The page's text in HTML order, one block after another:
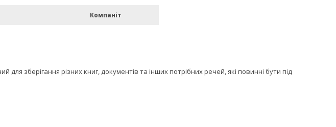
Компаніт
зберігання різних книг, документів та інших потрібних речей, які повинні бути під